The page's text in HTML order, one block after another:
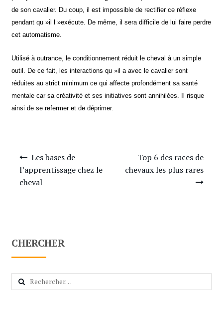
de son cavalier. Du coup, il est impossible de rectifier ce réflexe
pendant qu »il l »exécute. De même, il sera difficile de lui faire perdre
cet automatisme.
Utilisé à outrance, le conditionnement réduit le cheval à un simple
outil. De ce fait, les interactions qu »il a avec le cavalier sont
réduites au strict minimum ce qui affecte profondément sa santé
mentale car sa créativité et ses initiatives sont annihilées. Il risque
ainsi de se refermer et de déprimer.
Navigation
l’article
Les bases de
l’apprentissage chez le
cheval
Top 6 des races de
chevaux les plus rares
CHERCHER
Rechercher :